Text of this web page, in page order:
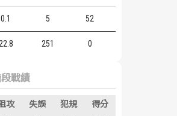
0.1 5 52
22.8 251 0
戰績
攻 失誤 犯規
得分